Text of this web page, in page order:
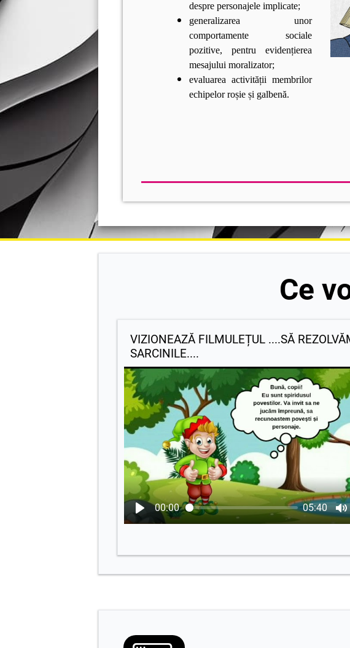
despre personajele implicate;
generalizarea unor
comportamente sociale
pozitive, pentru evidențierea
mesajului moralizator;
evaluarea activității membrilor
echipelor roșie și galbenă.
Ce
VIZIONEAZĂ FILMULEȚUL ....SĂ
SARCINILE....
00:00 05:40